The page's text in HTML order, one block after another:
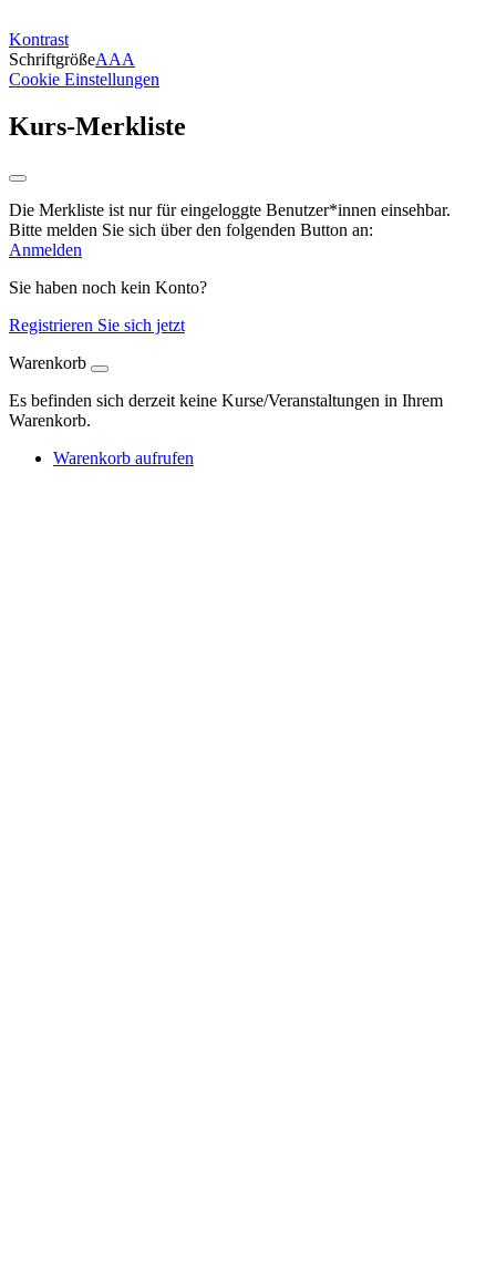
Kontrast
SchriftgrößeAAA
Cookie Einstellungen
Kurs-Merkliste
Die Merkliste ist nur für eingeloggte Benutzer*innen einsehbar.
Bitte melden Sie sich über den folgenden Button an:
Anmelden
Sie haben noch kein Konto?
Registrieren Sie sich jetzt
Warenkorb
Es befinden sich derzeit keine Kurse/Veranstaltungen in Ihrem
Warenkorb.
Warenkorb aufrufen